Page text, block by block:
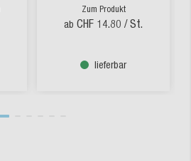
Zum Produkt
ab CHF 14.80 / St.
lieferbar